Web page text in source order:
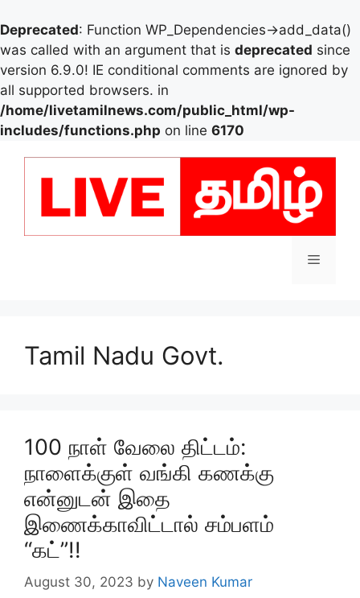
Deprecated: Function WP_Dependencies->add_data()
was called with an argument that is deprecated since
version 6.9.0! IE conditional comments are ignored by
all supported browsers. in
/home/livetamilnews.com/public_html/wp-
includes/functions.php on line 6170
Menu
Tamil Nadu Govt.
100 நாள் வேலை திட்டம்:
நாளைக்குள் வங்கி கணக்கு
என்னுடன் இதை
இணைக்காவிட்டால் சம்பளம்
“கட்”!!
August 30, 2023 by Naveen Kumar